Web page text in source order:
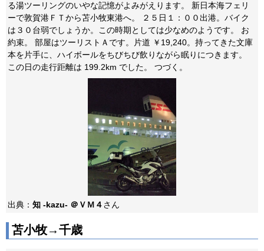
る湯ツーリングのいやな記憶がよみがえります。 新日本海フェリ
ーで敦賀港ＦＴから苫小牧東港へ。 ２５日１：００出港。バイク
は３０台弱でしょうか。この時期としては少なめのようです。 お
約束。 部屋はツーリストＡです。片道 ￥19,240。持ってきた文庫
本を片手に、ハイボールをちびちび飲りながら眠りにつきます。
この日の走行距離は 199.2km でした。 つづく。
出典： 知 -kazu- ＠ＶＭ４さん
苫小牧→千歳